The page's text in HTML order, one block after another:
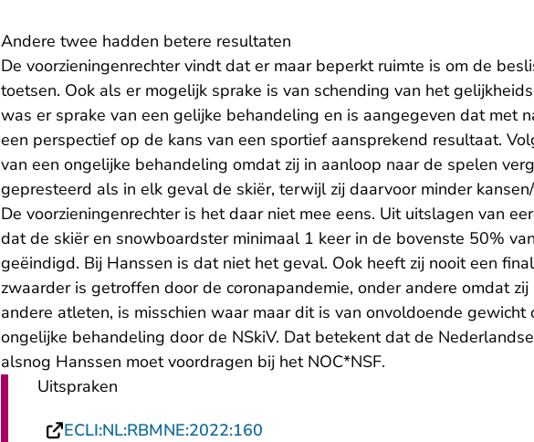
Andere twee hadden betere resultaten
De voorzieningenrechter vindt dat er maar beperkt ruimte is om de
toetsen. Ook als er mogelijk sprake is van schending van het
was er sprake van een gelijke behandeling en is aangegeven dat met
een perspectief op de kans van een sportief aansprekend resultaat.
van een ongelijke behandeling omdat zij in aanloop naar de spelen
gepresteerd als in elk geval de skiër, terwijl zij daarvoor minder
De voorzieningenrechter is het daar niet mee eens. Uit uitslagen van
dat de skiër en snowboardster minimaal 1 keer in de bovenste 50%
geëindigd. Bij Hanssen is dat niet het geval. Ook heeft zij nooit een
zwaarder is getroffen door de coronapandemie, onder andere omdat
andere atleten, is misschien waar maar dit is van onvoldoende gewicht
ongelijke behandeling door de NSkiV. Dat betekent dat de
alsnog Hanssen moet voordragen bij het NOC*NSF.
Uitspraken
ECLI:NL:RBMNE:2022:160